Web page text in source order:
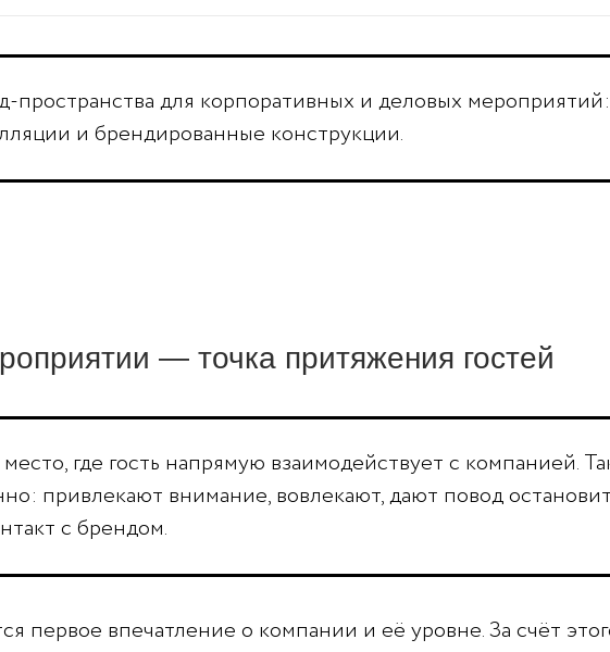
пространства для корпоративных и деловых
и брендированные конструкции.
— точка притяжения гостей
где гость напрямую взаимодействует с компанией.
привлекают внимание, вовлекают, дают повод
с брендом.
первое впечатление о компании и её уровне. За счёт